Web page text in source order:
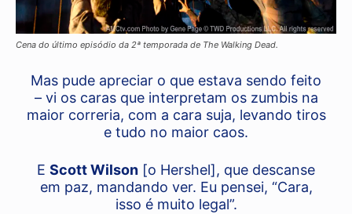
Cena do último episódio da 2ª temporada de The Walking Dead.
Mas pude apreciar o que estava sendo feito
– vi os caras que interpretam os zumbis na
maior correria, com a cara suja, levando tiros
e tudo no maior caos.
E Scott Wilson [o Hershel], que descanse
em paz, mandando ver. Eu pensei, “Cara,
isso é muito legal”.